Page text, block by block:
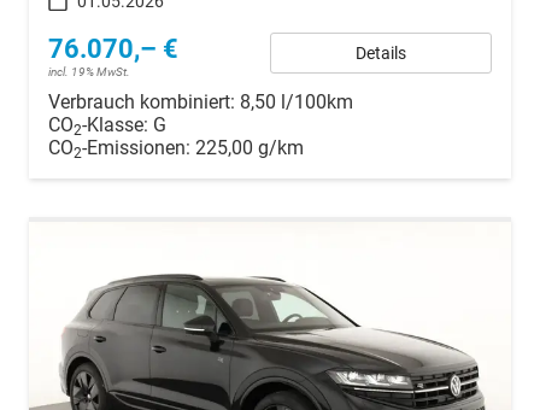
76.070,– €
incl. 19% MwSt.
Details
Verbrauch kombiniert: 8,50 l/100km
CO2-Klasse: G
CO2-Emissionen: 225,00 g/km